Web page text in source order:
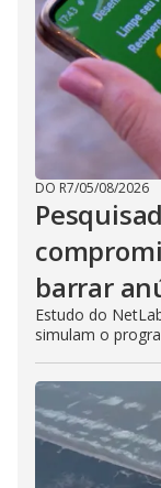
DO R7/05/08/2026
barrar
Estudo do
simulam o